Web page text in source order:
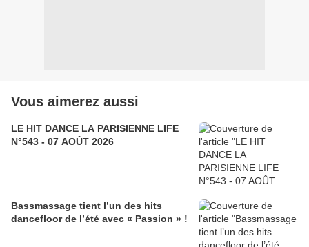
Vous aimerez aussi
LE HIT DANCE LA PARISIENNE LIFE
N°543 - 07 AOÛT 2026
Bassmassage tient l’un des hits
dancefloor de l’été avec « Passion » !